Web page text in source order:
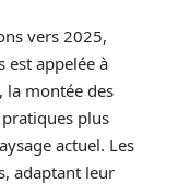
vers 2025,
est appelée à
la montée des
pratiques plus
actuel. Les
adaptant leur